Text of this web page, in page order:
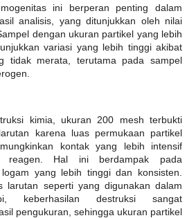
ini berperan penting dalam
analisis, yang ditunjukkan oleh nilai
dengan ukuran partikel yang lebih
variasi yang lebih tinggi akibat
tidak merata, terutama pada sampel
kimia, ukuran 200 mesh terbukti
karena luas permukaan partikel
kontak yang lebih intensif
reagen. Hal ini berdampak pada
yang lebih tinggi dan konsisten.
larutan seperti yang digunakan dalam
keberhasilan destruksi sangat
pengukuran, sehingga ukuran partikel